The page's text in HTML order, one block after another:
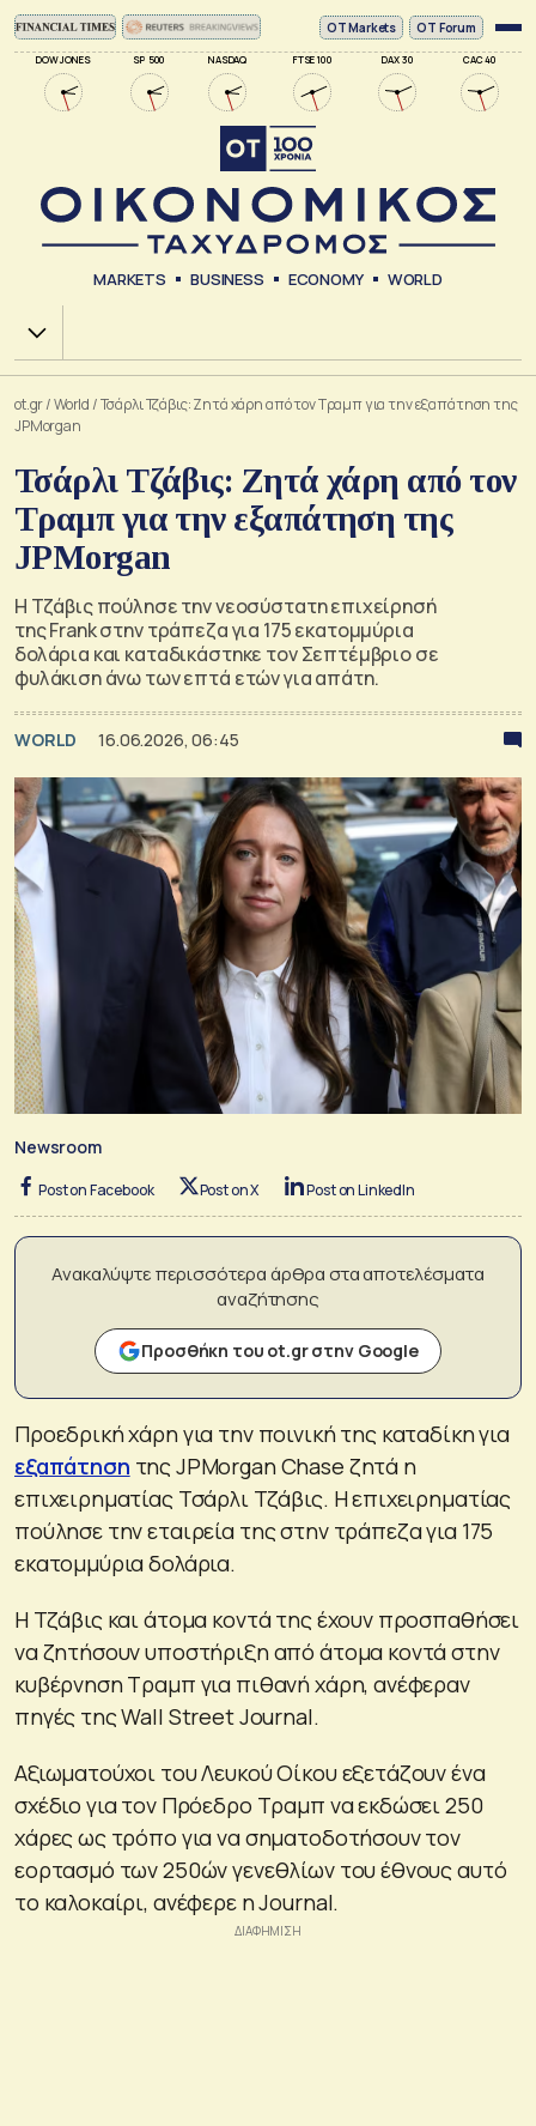
DOW JONES SP 500 NASDAQ FTSE 100 DAX 30 CAC 40
ΟΤ Markets OT Forum
MARKETS BUSINESS ECONOMY WORLD
Χ.Α.
ot.gr/World /Τσάρλι Τζάβις: Ζητά χάρη από τον Τραμπ για την εξαπάτηση της
JPMorgan
Τσάρλι Τζάβις: Ζητά χάρη από τον
Τραμπ για την εξαπάτηση της
JPMorgan
Η Τζάβις πούλησε την νεοσύστατη επιχείρησή
της Frank στην τράπεζα για 175 εκατομμύρια
δολάρια και καταδικάστηκε τον Σεπτέμβριο σε
φυλάκιση άνω των επτά ετών για απάτη.
WORLD 16.06.2026, 06:45
Newsroom
Post on Facebook Post on X Post on LinkedIn
Ανακαλύψτε περισσότερα άρθρα στα αποτελέσματα
αναζήτησης
Προσθήκη του ot.gr στην Google
Προεδρική χάρη για την ποινική της καταδίκη για
εξαπάτηση της JPMorgan Chase ζητά η
επιχειρηματίας Τσάρλι Τζάβις. Η επιχειρηματίας
πούλησε την εταιρεία της στην τράπεζα για 175
εκατομμύρια δολάρια.
Η Τζάβις και άτομα κοντά της έχουν προσπαθήσει
να ζητήσουν υποστήριξη από άτομα κοντά στην
κυβέρνηση Τραμπ για πιθανή χάρη, ανέφεραν
πηγές της Wall Street Journal.
Αξιωματούχοι του Λευκού Οίκου εξετάζουν ένα
σχέδιο για τον Πρόεδρο Τραμπ να εκδώσει 250
χάρες ως τρόπο για να σηματοδοτήσουν τον
εορτασμό των 250ών γενεθλίων του έθνους αυτό
το καλοκαίρι, ανέφερε η Journal.